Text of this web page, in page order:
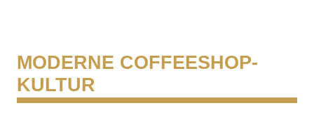
MODERNE COFFEESHOP-
KULTUR